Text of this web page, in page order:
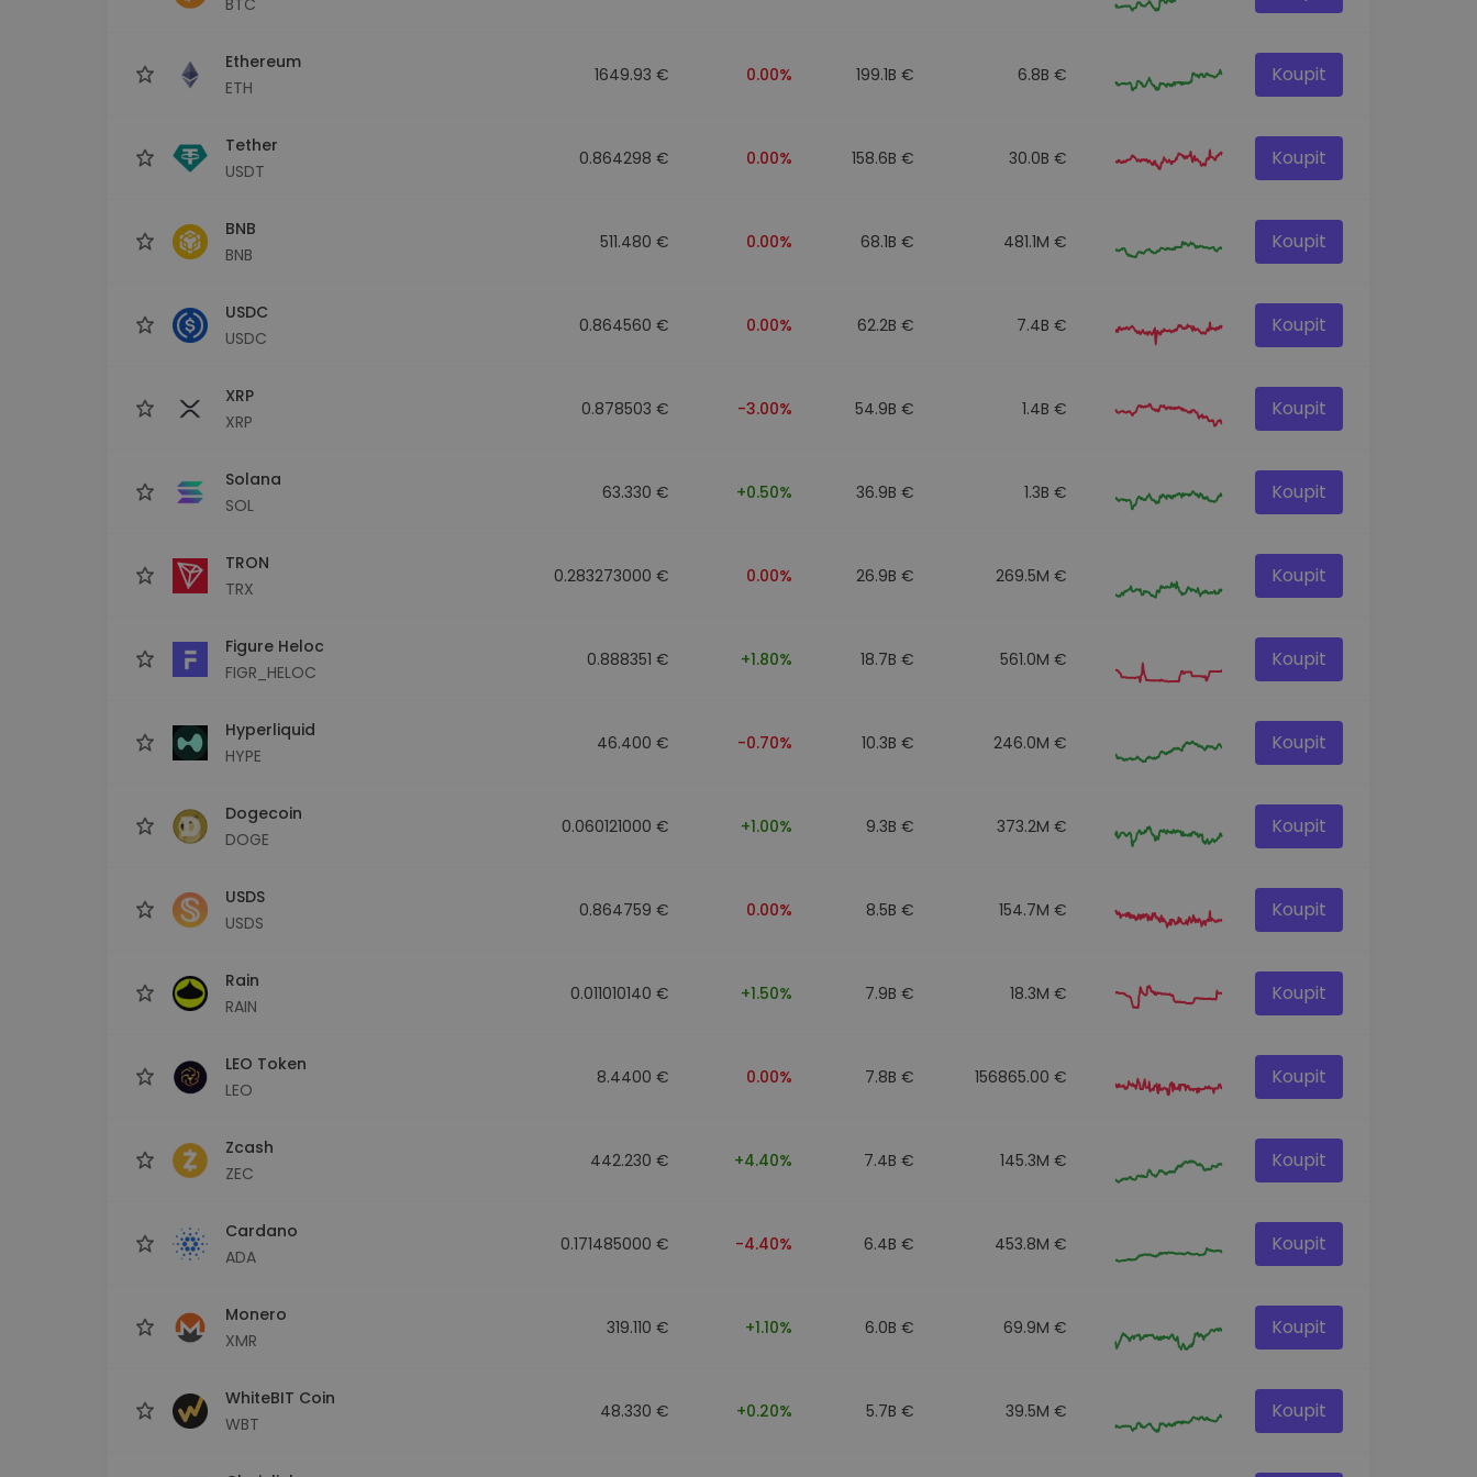
Ethereum
ETH
1649.93 € 0.00% 199.1B € 6.8B € Koupit
Tether
USDT
0.864298 € 0.00% 158.6B € 30.0B € Koupit
BNB
BNB
511.480 € 0.00% 68.1B € 481.1M € Koupit
USDC
USDC
0.864560 € 0.00% 62.2B € 7.4B € Koupit
XRP
XRP
0.878503 € -3.00% 54.9B € 1.4B € Koupit
Solana
SOL
63.330 € +0.50% 36.9B € 1.3B € Koupit
TRON
TRX
0.283273000 € 0.00% 26.9B € 269.5M € Koupit
Figure Heloc
FIGR_HELOC
0.888351 € +1.80% 18.7B € 561.0M € Koupit
Hyperliquid
HYPE
46.400 € -0.70% 10.3B € 246.0M € Koupit
Dogecoin
DOGE
0.060121000 € +1.00% 9.3B € 373.2M € Koupit
USDS
USDS
0.864759 € 0.00% 8.5B € 154.7M € Koupit
Rain
RAIN
0.011010140 € +1.50% 7.9B € 18.3M € Koupit
LEO Token
LEO
8.4400 € 0.00% 7.8B € 156865.00 € Koupit
Zcash
ZEC
442.230 € +4.40% 7.4B € 145.3M € Koupit
Cardano
ADA
0.171485000 € -4.40% 6.4B € 453.8M € Koupit
Monero
XMR
319.110 € +1.10% 6.0B € 69.9M € Koupit
WhiteBIT Coin
WBT
48.330 € +0.20% 5.7B € 39.5M € Koupit